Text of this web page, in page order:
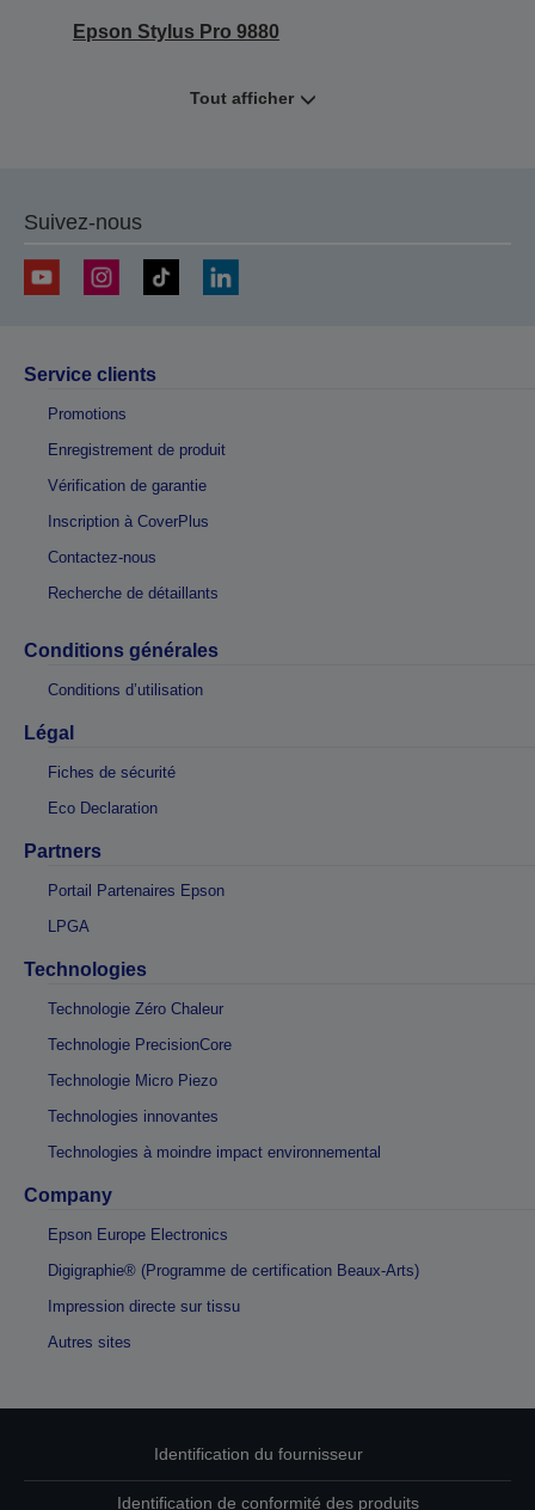
Epson Stylus Pro 9880
Tout afficher
Suivez-nous
Service clients
Promotions
Enregistrement de produit
Vérification de garantie
Inscription à CoverPlus
Contactez-nous
Recherche de détaillants
Conditions générales
Conditions d’utilisation
Légal
Fiches de sécurité
Eco Declaration
Partners
Portail Partenaires Epson
LPGA
Technologies
Technologie Zéro Chaleur
Technologie PrecisionCore
Technologie Micro Piezo
Technologies innovantes
Technologies à moindre impact environnemental
Company
Epson Europe Electronics
Digigraphie® (Programme de certification Beaux-Arts)
Impression directe sur tissu
Autres sites
Identification du fournisseur
Identification de conformité des produits